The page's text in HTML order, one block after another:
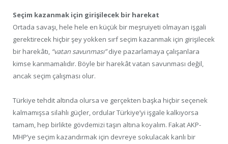
Seçim kazanmak için girişilecek bir harekat
Ortada savaşı, hele hele en küçük bir meşruiyeti olmayan işgali
gerektirecek hiçbir şey yokken sırf seçim kazanmak için girişilecek
bir harekâtı, “vatan savunması”diye pazarlamaya çalışanlara
kimse kanmamalıdır. Böyle bir harekât vatan savunması değil,
ancak seçim çalışması olur.
Türkiye tehdit altında olursa ve gerçekten başka hiçbir seçenek
kalmamışsa silahlı güçler, ordular Türkiye’yi işgale kalkıyorsa
tamam, hep birlikte gövdemizi taşın altına koyalım. Fakat AKP-
MHP’ye seçim kazandırmak için devreye sokulacak kanlı bir